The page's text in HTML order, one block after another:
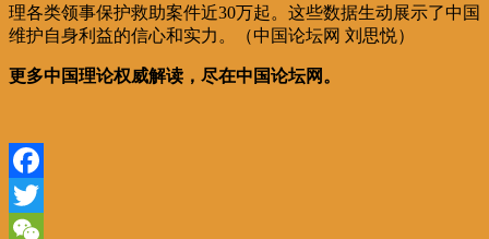
理各类领事保护救助案件近30万起。这些数据生动展示了中国
维护自身利益的信心和实力。（中国论坛网 刘思悦）
更多中国理论权威解读，尽在中国论坛网。
Facebook
Twitter